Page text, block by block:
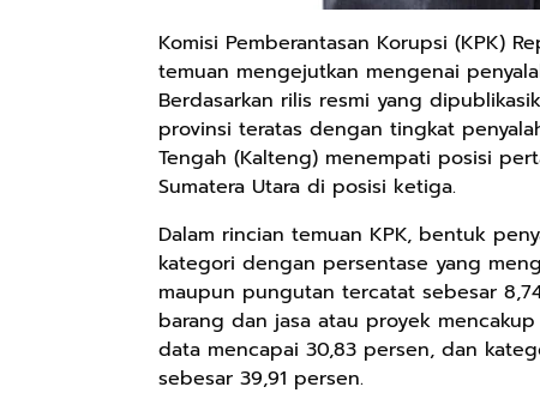
Komisi Pemberantasan Korupsi (KPK)
temuan mengejutkan mengenai
Berdasarkan rilis resmi yang
provinsi teratas dengan tingkat
Tengah (Kalteng) menempati posisi
Sumatera Utara di posisi ketiga.
Dalam rincian temuan KPK, bentuk
kategori dengan persentase yang
maupun pungutan tercatat sebesar
barang dan jasa atau proyek
data mencapai 30,83 persen, dan
sebesar 39,91 persen.